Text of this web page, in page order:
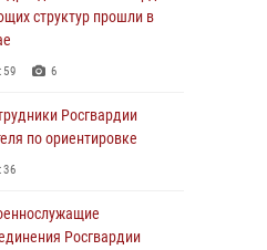
структур прошли в
6
Росгвардии
по ориентировке
Росгвардии